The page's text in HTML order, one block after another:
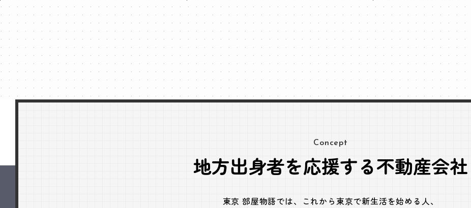
Concept
地方出身者を応援する不動産会社
東京 部屋物語では、
これから東京で新生活を始める人、